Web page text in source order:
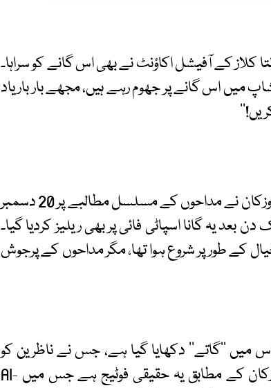
کلاز کے آفیشل اکاؤنٹ نے بھی اس گانے کو سراہا۔
میں اس گانے پر جھوم رہے ہیں، مجھے بار بار یاد
گانے کی غیر معمولی مقبولیت کے بعد اُمت اوزکان نے مداحوں کے مسلسل مطالبے پر 20 دسمبر
بعد یہ گانا اسپاٹی فائی پر بھی ریلیز کردیا گیا۔
کے طور پر شروع ہوا تھا، مگر مداحوں کے پرجوش
میں ’’گاتے‘‘ دکھایا گیا ہے، جس نے ناظرین کو
مزید تجسس میں مبتلا کردیا۔ تاہم اُمت اوزکان کے مطابق یہ حقیقی فوٹیج ہے جس میں AI-